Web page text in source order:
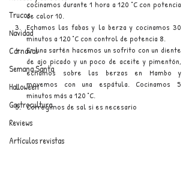
Trucos
Navidad
Carnaval
Semana Santa
Halloween
Gastrocultura
Reviews
Artículos revistas
cocinamos durante 1 hora a 120 °C con potencia
de calor 10.
Echamos las fabas y la berza y cocinamos 30
minutos a 120 °C con control de potencia 8.
En una sartén hacemos un sofrito con un diente
de ajo picado y un poco de aceite y pimentón,
echamos sobre las berzas en Mambo y
movemos con una espátula. Cocinamos 5
minutos más a 120 °C.
Corregimos de sal si es necesario